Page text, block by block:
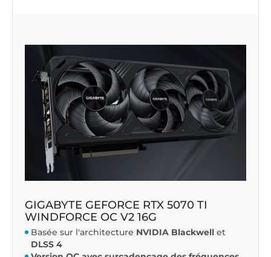
GIGABYTE GEFORCE RTX 5070 TI
WINDFORCE OC V2 16G
Basée sur l'architecture NVIDIA Blackwell et
DLSS 4